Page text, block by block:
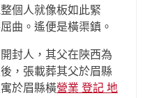
個人就像板如此緊
曲。遙便是橫渠鎮。
封人，其父在陜西為
，張載葬其父於眉縣
於眉縣橫營業 登記 地